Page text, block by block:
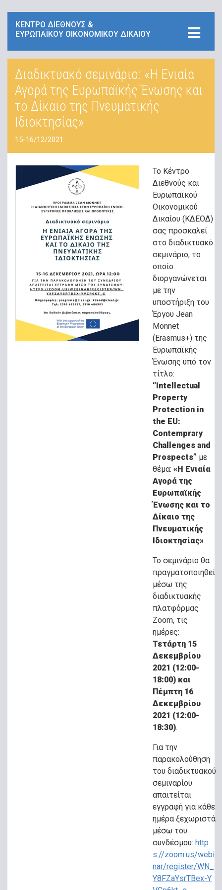
ΚΕΝΤΡΟ ΔΙΕΘΝΟΥΣ &
ΕΥΡΩΠΑΪΚΟΥ ΟΙΚΟΝΟΜΙΚΟΥ ΔΙΚΑΙΟΥ
Διαδικτυακό σεμινάριο: «H Ενιαία
Αγορά της Ευρωπαϊκής Ένωσης και
το Δίκαιο της Πνευματικής
Ιδιοκτησίας»
15-16/12/2021
Το Κέντρο
Διεθνούς και
Ευρωπαϊκού
Οικονομικού
Δικαίου (ΚΔΕΟΔ)
σας προσκαλεί
στο διαδικτυακό
σεμινάριο, το
οποίο
διοργανώνεται
με την
υποστήριξη του
Έργου Jean
Monnet
(Εrasmus+) της
Ευρωπαϊκής
Ένωσης υπό τον
τίτλο:
“Intellectual
Property
Protection in
the EU:
Contemprary
Challenges and
Prospects” με
θέμα: «H Ενιαία
Αγορά της
Ευρωπαϊκής
Ένωσης και το
Δίκαιο της
Πνευματικής
Ιδιοκτησίας»
Το σεμινάριο θα
πραγματοποιηθεί
μέσω της
διαδικτυακής
πλατφόρμας
Zoom, τις
ημέρες:
Τετάρτη 15
Δεκεμβρίου
2021 (12:00-
18:00) και
Πέμπτη 16
Δεκεμβρίου
2021 (12:00-
18:30).
Για την
παρακολούθηση
του διαδικτυακού
σεμιναρίου
απαιτείται
εγγραφή για κάθε
ημέρα ξεχωριστά
μέσω του
συνδέσμου: http
s://zoom.us/webi
nar/register/WN_
Y8FZaYsrTBex-Y